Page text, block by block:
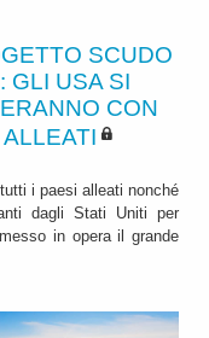
SCUDO
GLI USA SI
CON
i paesi alleati nonché
dagli Stati Uniti per
in opera il grande